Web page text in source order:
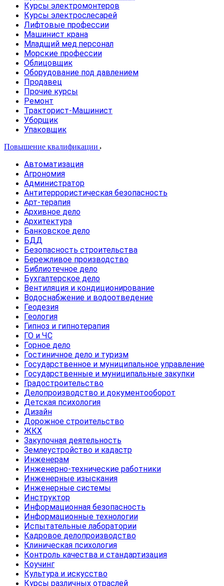
Курсы электромонтеров
Курсы электрослесарей
Лифтовые профессии
Машинист крана
Младщий мед.персонал
Морские профессии
Облицовщик
Оборудование под давлением
Продавец
Прочие курсы
Ремонт
Тракторист-Машинист
Уборщик
Упаковщик
Повышение квалификации
Автоматизация
Агрономия
Администратор
Антитеррористическая безопасность
Арт-терапия
Архивное дело
Архитектура
Банковское дело
БДД
Безопасность строительства
Бережливое производство
Библиотечное дело
Бухгалтерское дело
Вентиляция и кондиционирование
Водоснабжение и водоотведение
Геодезия
Геология
Гипноз и гипнотерапия
ГО и ЧС
Горное дело
Гостиничное дело и туризм
Государственное и муниципальное управление
Государственные и муниципальные закупки
Градостроительство
Делопроизводство и документооборот
Детская психология
Дизайн
Дорожное строительство
ЖКХ
Закупочная деятельность
Землеустройство и кадастр
Инженерам
Инженерно-технические работники
Инженерные изыскания
Инженерные системы
Инструктор
Информационная безопасность
Информационные технологии
Испытательные лаборатории
Кадровое делопроизводство
Клиническая психология
Контроль качества и стандартизация
Коучинг
Культура и искусство
Курсы различных отраслей